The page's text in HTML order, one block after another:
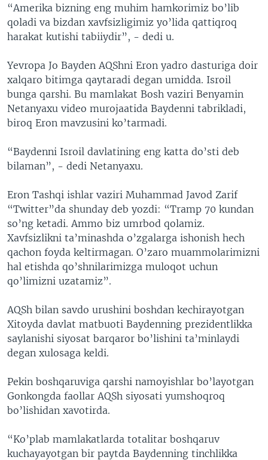
“Amerika bizning eng muhim hamkorimiz bo’lib
qoladi va bizdan xavfsizligimiz yo’lida qattiqroq
harakat kutishi tabiiydir”, - dedi u.
Yevropa Jo Bayden AQShni Eron yadro dasturiga doir
xalqaro bitimga qaytaradi degan umidda. Isroil
bunga qarshi. Bu mamlakat Bosh vaziri Benyamin
Netanyaxu video murojaatida Baydenni tabrikladi,
biroq Eron mavzusini ko’tarmadi.
“Baydenni Isroil davlatining eng katta do’sti deb
bilaman”, - dedi Netanyaxu.
Eron Tashqi ishlar vaziri Muhammad Javod Zarif
“Twitter”da shunday deb yozdi: “Tramp 70 kundan
so’ng ketadi. Ammo biz umrbod qolamiz.
Xavfsizlikni ta’minashda o’zgalarga ishonish hech
qachon foyda keltirmagan. O’zaro muammolarimizni
hal etishda qo’shnilarimizga muloqot uchun
qo’limizni uzatamiz”.
AQSh bilan savdo urushini boshdan kechirayotgan
Xitoyda davlat matbuoti Baydenning prezidentlikka
saylanishi siyosat barqaror bo’lishini ta’minlaydi
degan xulosaga keldi.
Pekin boshqaruviga qarshi namoyishlar bo’layotgan
Gonkongda faollar AQSh siyosati yumshoqroq
bo’lishidan xavotirda.
“Ko’plab mamlakatlarda totalitar boshqaruv
kuchayayotgan bir paytda Baydenning tinchlikka